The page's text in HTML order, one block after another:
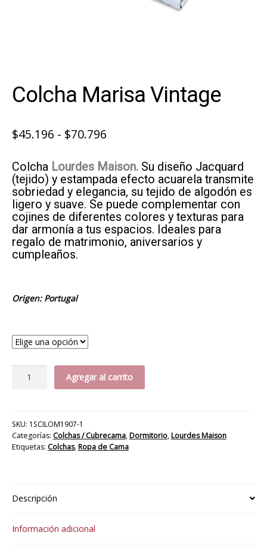
Colcha Marisa Vintage
$45.196 - $70.796Rango
precios:
desde
$45.196
hasta
$70.796
Colcha Lourdes Maison. Su diseño Jacquard
(tejido) y estampada efecto acuarela transmite
sobriedad y elegancia, su tejido de algodón es
ligero y suave. Se puede complementar con
cojines de diferentes colores y texturas para
dar armonía a tus espacios. Ideales para
regalo de matrimonio, aniversarios y
cumpleaños.
Origen: Portugal
Agregar al carrito
SKU: 1SCILOM1907-1
Categorías: Colchas / Cubrecama,Dormitorio,Lourdes Maison
Etiquetas: Colchas,Ropa de Cama
Descripción
Información adicional